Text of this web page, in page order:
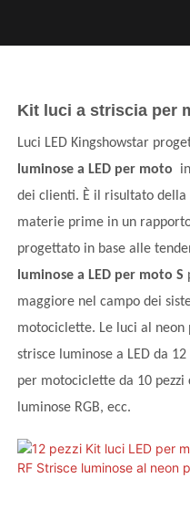
Kit luci a striscia per
Luci LED Kingshowstar
luminose a LED per moto
dei clienti. È il risultato
materie prime in un
progettato in base alle
luminose a LED per motoS
maggiore nel campo dei
motociclette. Le luci al
strisce luminose a LED da
per motociclette da 10
luminose RGB, ecc.